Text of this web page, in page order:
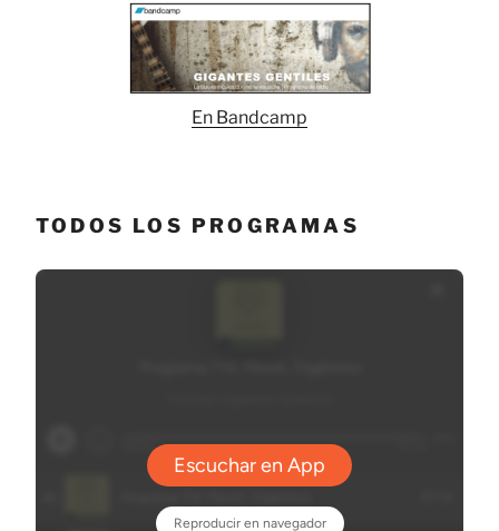
En Bandcamp
TODOS LOS PROGRAMAS